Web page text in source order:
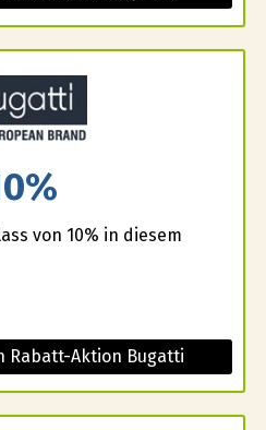
von 10% in diesem
Rabatt-Aktion Bugatti